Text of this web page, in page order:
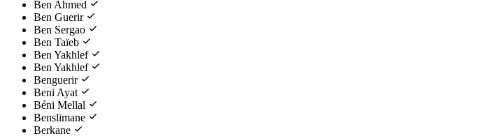
Ben Ahmed
Ben Guerir
Ben Sergao
Ben Taïeb
Ben Yakhlef
Ben Yakhlef
Benguerir
Beni Ayat
Béni Mellal
Benslimane
Berkane